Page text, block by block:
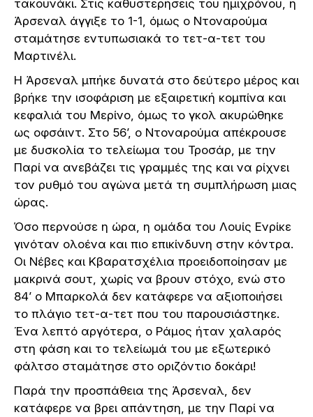
τακουνάκι. Στις καθυστερήσεις του ημιχρόνου, η
Άρσεναλ άγγιξε το 1-1, όμως ο Ντοναρούμα
σταμάτησε εντυπωσιακά το τετ-α-τετ του
Μαρτινέλι.
Η Άρσεναλ μπήκε δυνατά στο δεύτερο μέρος και
βρήκε την ισοφάριση με εξαιρετική κομπίνα και
κεφαλιά του Μερίνο, όμως το γκολ ακυρώθηκε
ως οφσάιντ. Στο 56’, ο Ντοναρούμα απέκρουσε
με δυσκολία το τελείωμα του Τροσάρ, με την
Παρί να ανεβάζει τις γραμμές της και να ρίχνει
τον ρυθμό του αγώνα μετά τη συμπλήρωση μιας
ώρας.
Όσο περνούσε η ώρα, η ομάδα του Λουίς Ενρίκε
γινόταν ολοένα και πιο επικίνδυνη στην κόντρα.
Οι Νέβες και Κβαρατσχέλια προειδοποίησαν με
μακρινά σουτ, χωρίς να βρουν στόχο, ενώ στο
84’ ο Μπαρκολά δεν κατάφερε να αξιοποιήσει
το πλάγιο τετ-α-τετ που του παρουσιάστηκε.
Ένα λεπτό αργότερα, ο Ράμος ήταν χαλαρός
στη φάση και το τελείωμά του με εξωτερικό
φάλτσο σταμάτησε στο οριζόντιο δοκάρι!
Παρά την προσπάθεια της Άρσεναλ, δεν
κατάφερε να βρει απάντηση, με την Παρί να